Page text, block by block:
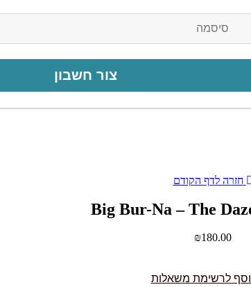
צור חשבון
חזרה לדף הקודם
Big Bur-Na – The
₪180.00
לרשימת משאלות